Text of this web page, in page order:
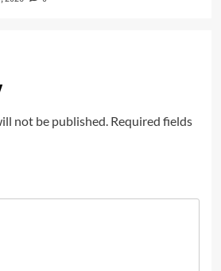
not be published. Required fields